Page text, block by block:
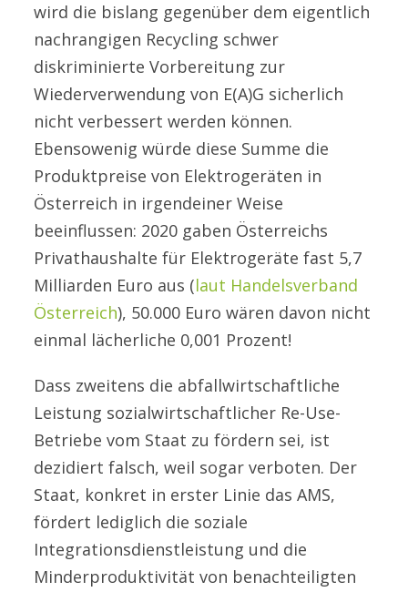
wird die bislang gegenüber dem eigentlich
nachrangigen Recycling schwer
diskriminierte Vorbereitung zur
Wiederverwendung von E(A)G sicherlich
nicht verbessert werden können.
Ebensowenig würde diese Summe die
Produktpreise von Elektrogeräten in
Österreich in irgendeiner Weise
beeinflussen: 2020 gaben Österreichs
Privathaushalte für Elektrogeräte fast 5,7
Milliarden Euro aus (laut Handelsverband
Österreich), 50.000 Euro wären davon nicht
einmal lächerliche 0,001 Prozent!
Dass zweitens die abfallwirtschaftliche
Leistung sozialwirtschaftlicher Re-Use-
Betriebe vom Staat zu fördern sei, ist
dezidiert falsch, weil sogar verboten. Der
Staat, konkret in erster Linie das AMS,
fördert lediglich die soziale
Integrationsdienstleistung und die
Minderproduktivität von benachteiligten